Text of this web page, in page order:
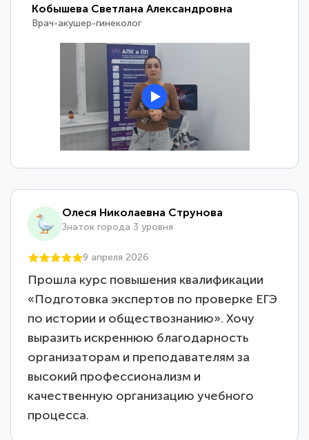
Кобышева Светлана Александровна
Врач-акушер-гинеколог
Олеся Николаевна Струнова
Знаток города 3 уровня
9 апреля 2026
Прошла курс повышения квалификации
«Подготовка экспертов по проверке ЕГЭ
по истории и обществознанию». Хочу
выразить искреннюю благодарность
организаторам и преподавателям за
высокий профессионализм и
качественную организацию учебного
процесса.